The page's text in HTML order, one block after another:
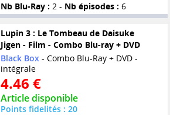
Nb Blu-Ray : 2 - Nb épisodes : 6
Lupin 3 : Le Tombeau de Daisuke
Jigen - Film - Combo Blu-ray + DVD
Black Box - Combo Blu-Ray + DVD -
intégrale
4.46 €
Article disponible
Points fidelités : 20